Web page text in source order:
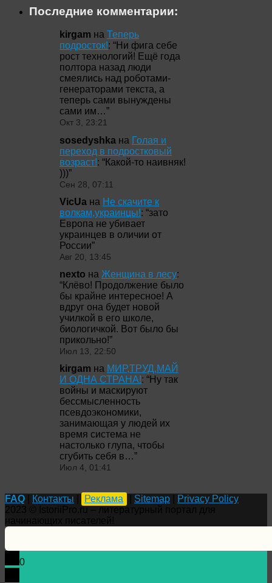
Последние комментарии:
kirgam на Теперь
подросток!: “Ни фига себе
рост технологий! Ещё года
полтора назад люди
смеялись над роботами-
генераторами текста, а
теперь сами вынуждены
сами им…”
Окт 3, 23:21
sosedyshka на Голая и
переход в подростковый
возраст!: “Какой-то наивняк!
)))”
Сен 28, 07:11
VicUa на Не скачите к
волкам,украинцы!: “зато
Европа не убивает
украинцев в оличии от
России”
Авг 20, 13:45
nexto на Женщина в лесу:
“Клёво! Продолжение было
бы крайне интересное! А
вдруг она будет новой
училкой в его школе,
биологичкой. Вот было бы
прикольно!”
Июл 13, 22:50
kirgam на МИР,ТРУД,МАЙ
И ОДНА СТРАНА!: “Ну так
войны и маскируют
бессмысленность
псевдоэкономики,
занимающая у людей их
время система не
настолько глупа, чтобы
сгубить себя в…”
Июл 4, 01:41
FAQ Контакты Реклама Sitemap
Privacy Policy
0